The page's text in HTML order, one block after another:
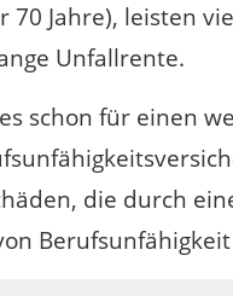
Jahre), leisten
Unfallrente.
schon für einen
die durch